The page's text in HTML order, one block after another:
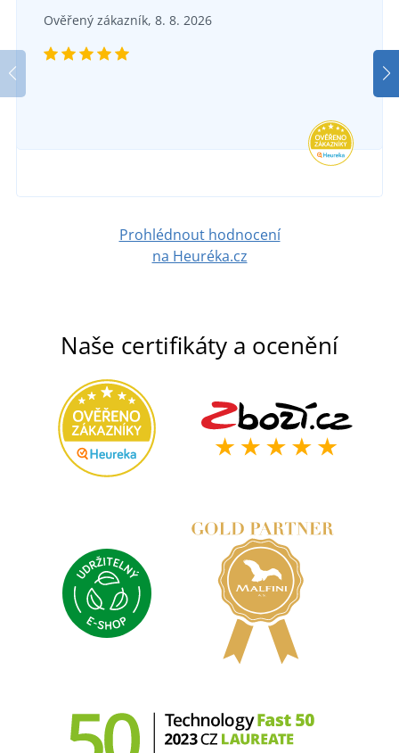
203 Kč
Ověřený zákazník, 8. 8. 2026
Prohlédnout hodnocení
na Heuréka.cz
Naše certifikáty a ocenění